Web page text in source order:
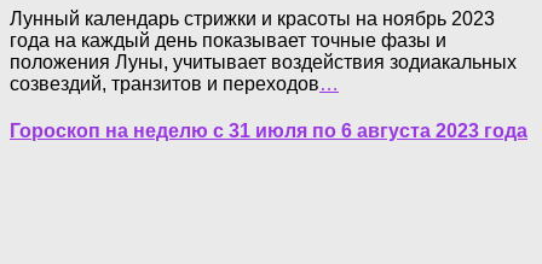
Лунный календарь стрижки и красоты на ноябрь 2023
года на каждый день показывает точные фазы и
положения Луны, учитывает воздействия зодиакальных
созвездий, транзитов и переходов…
Гороскоп на неделю с 31 июля по 6 августа 2023 года